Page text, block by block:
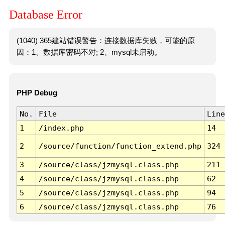
Database Error
(1040) 365建站错误警告：连接数据库失败，可能的原
因：1、数据库密码不对; 2、mysql未启动。
PHP Debug
No. File
Line
1
/index.php 14
2 /source/function/function_extend.php 324
3 /source/class/jzmysql.class.php
211
4
/source/class/jzmysql.class.php
62
5
/source/class/jzmysql.class.php
94
6
/source/class/jzmysql.class.php 76